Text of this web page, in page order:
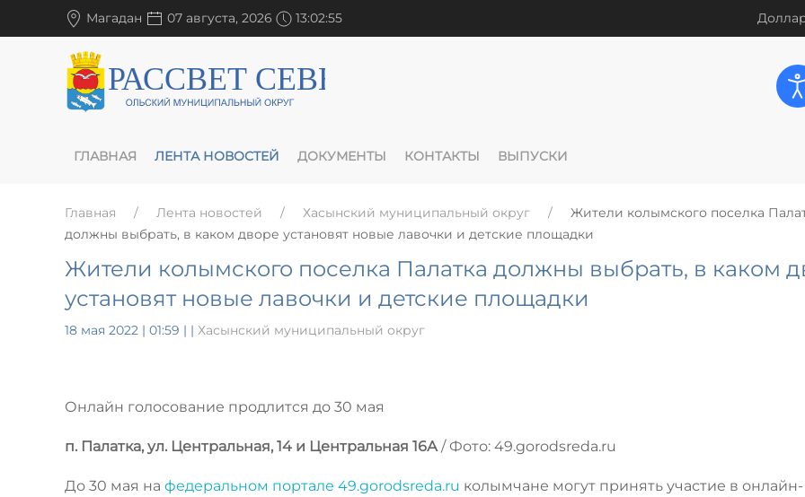
Магадан 07 августа, 2026 13:02:56
ГЛАВНАЯ ЛЕНТА НОВОСТЕЙ ДОКУМЕНТЫ КОНТАКТЫ ВЫПУСКИ
Главная Лента новостей Хасынский муниципальный округ
Жители колымского поселка
должны выбрать, в каком дворе установят новые лавочки и детские площадки
Жители колымского поселка Палатка должны выбрать, в каком
установят новые лавочки и детские площадки
18 мая 2022 | 01:59 | | Хасынский муниципальный округ
Онлайн голосование продлится до 30 мая
п. Палатка, ул. Центральная, 14 и Центральная 16А / Фото: 49.gorodsreda.ru
До 30 мая на федеральном портале 49.gorodsreda.ru колымчане могут принять участие в онлайн-